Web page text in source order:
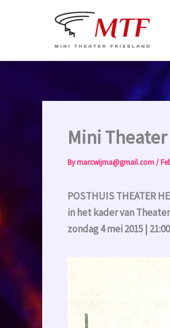
Mini
Bymarcwijma@gmail.com/
POSTHUIS THEATER
in het kader van
zondag 4 mei 2015 |